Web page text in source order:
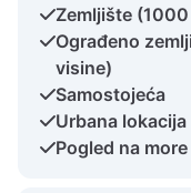
Zemljište (1000
Ograđeno
visine)
Samostojeća
Urbana lokacija
Pogled na more